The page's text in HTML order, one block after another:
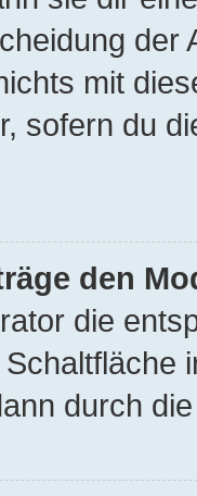
der
mit
sofern du
den
die
durch